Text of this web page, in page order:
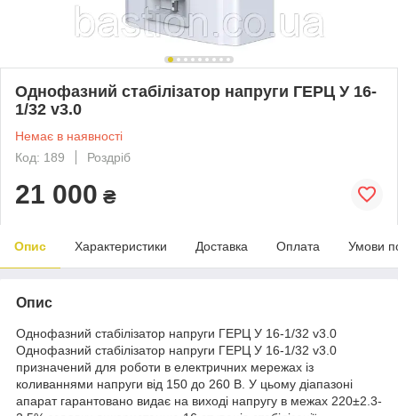
Однофазний стабілізатор напруги ГЕРЦ У 16-
1/32 v3.0
Немає в наявності
Код: 189
Роздріб
21 000 ₴
Опис Характеристики Доставка Оплата Умови
Опис
Однофазний стабілізатор напруги ГЕРЦ У 16-1/32 v3.0
Однофазний стабілізатор напруги ГЕРЦ У 16-1/32 v3.0
призначений для роботи в електричних мережах із
коливаннями напруги від 150 до 260 В. У цьому діапазоні
апарат гарантовано видає на виході напругу в межах 220±2.3-